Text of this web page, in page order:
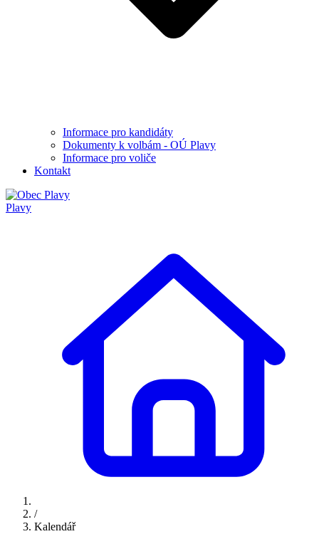
Informace pro kandidáty
Dokumenty k volbám - OÚ Plavy
Informace pro voliče
Kontakt
Plavy
/
Kalendář